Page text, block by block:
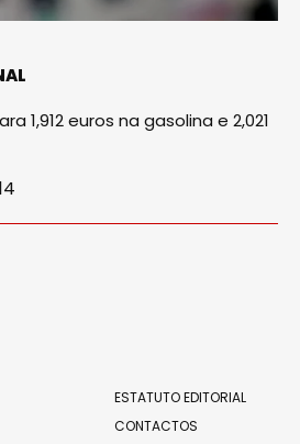
1,912 euros na gasolina e 2,021
ESTATUTO EDITORIAL
CONTACTOS